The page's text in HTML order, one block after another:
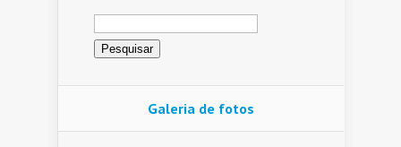
Pesquisar
por:
Galeria de fotos